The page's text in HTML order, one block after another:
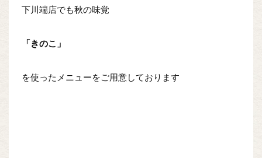
下川端店でも秋の味覚
「きのこ」
を使ったメニューをご用意しております